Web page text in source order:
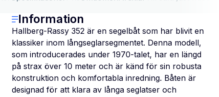
Information
Hallberg-Rassy 352 är en segelbåt som har blivit en
klassiker inom långseglarsegmentet. Denna modell,
som introducerades under 1970-talet, har en längd
på strax över 10 meter och är känd för sin robusta
konstruktion och komfortabla inredning. Båten är
designad för att klara av långa seglatser och